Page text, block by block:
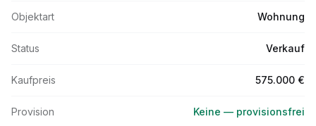
Objektart Wohnung
Status Verkauf
Kaufpreis 575.000 €
Provision Keine — provisionsfrei